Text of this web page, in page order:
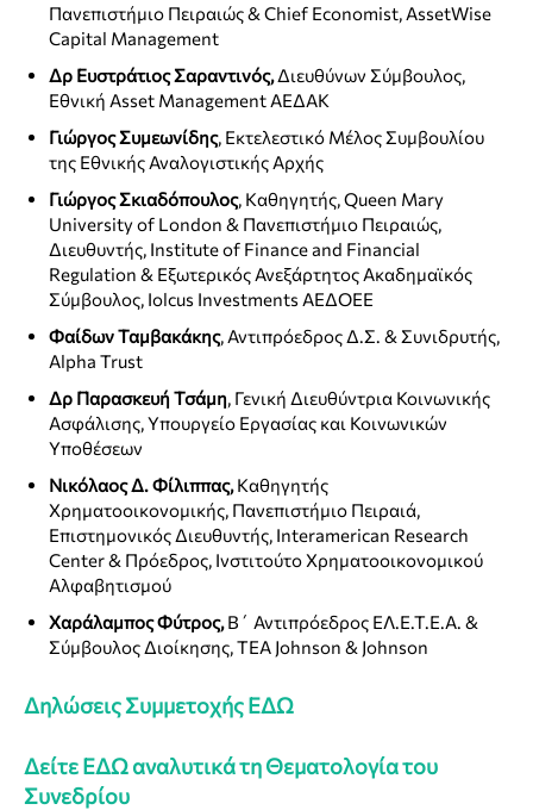
Πανεπιστήμιο Πειραιώς & Chief Economist, AssetWise
Capital Management
Δρ Ευστράτιος Σαραντινός, Διευθύνων Σύμβουλος,
Εθνική Asset Management ΑΕΔΑΚ
Γιώργος Συμεωνίδης, Εκτελεστικό Μέλος Συμβουλίου
της Εθνικής Αναλογιστικής Αρχής
Γιώργος Σκιαδόπουλος, Καθηγητής, Queen Mary
University of London & Πανεπιστήμιο Πειραιώς,
Διευθυντής, Institute of Finance and Financial
Regulation & Εξωτερικός Ανεξάρτητος Ακαδημαϊκός
Σύμβουλος, Iolcus Investments ΑΕΔΟΕΕ
Φαίδων Ταμβακάκης, Αντιπρόεδρος Δ.Σ. & Συνιδρυτής,
Alpha Trust
Δρ Παρασκευή Τσάμη , Γενική Διευθύντρια Κοινωνικής
Ασφάλισης, Υπουργείο Εργασίας και Κοινωνικών
Υποθέσεων
Νικόλαος Δ. Φίλιππας, Καθηγητής
Χρηματοοικονομικής, Πανεπιστήμιο Πειραιά,
Επιστημονικός Διευθυντής, Interamerican Research
Center & Πρόεδρος, Ινστιτούτο Χρηματοοικονομικού
Αλφαβητισμού
Χαράλαμπος Φύτρος, Β΄ Αντιπρόεδρος ΕΛ.Ε.Τ.Ε.Α. &
Σύμβουλος Διοίκησης, ΤΕΑ Johnson & Johnson
Δηλώσεις Συμμετοχής ΕΔΩ
Δείτε ΕΔΩ αναλυτικά τη Θεματολογία του
Συνεδρίου